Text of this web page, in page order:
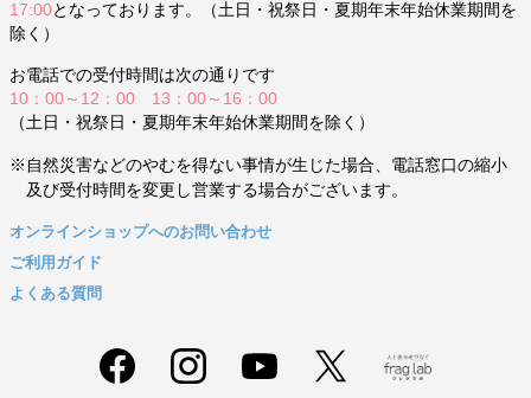
17:00となっております。（土日・祝祭日・夏期年末年始休業期間を
除く）
お電話での受付時間は次の通りです
10：00～12：00 13：00～16：00
（土日・祝祭日・夏期年末年始休業期間を除く）
※自然災害などのやむを得ない事情が生じた場合、電話窓口の縮小
及び受付時間を変更し営業する場合がございます。
オンラインショップへのお問い合わせ
ご利用ガイド
よくある質問